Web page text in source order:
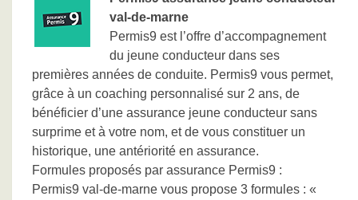
val-de-marne
Permis9 est l’offre d’accompagnement
du jeune conducteur dans ses
premières années de conduite. Permis9 vous permet,
grâce à un coaching personnalisé sur 2 ans, de
bénéficier d’une assurance jeune conducteur sans
surprime et à votre nom, et de vous constituer un
historique, une antériorité en assurance.
Formules proposés par assurance Permis9 :
Permis9 val-de-marne vous propose 3 formules : «